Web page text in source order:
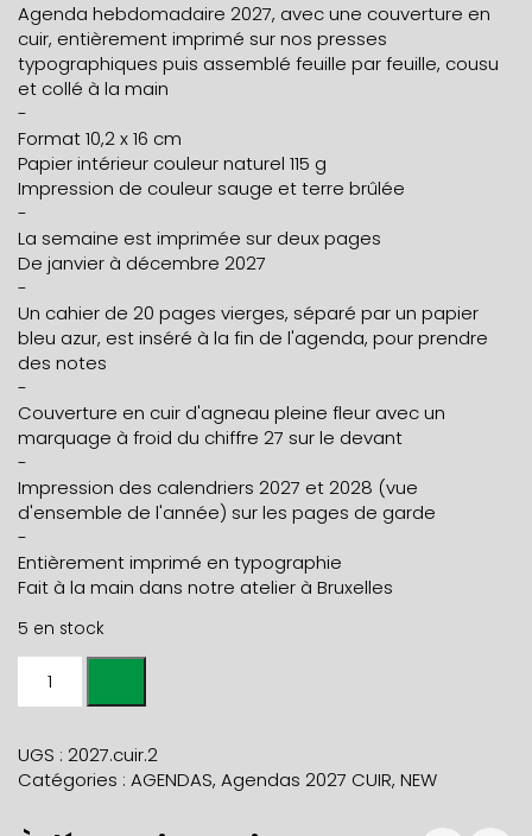
Agenda hebdomadaire 2027, avec une couverture en
cuir, entièrement imprimé sur nos presses
typographiques puis assemblé feuille par feuille, cousu
et collé à la main
-
Format 10,2 x 16 cm
Papier intérieur couleur naturel 115 g
Impression de couleur sauge et terre brûlée
-
La semaine est imprimée sur deux pages
De janvier à décembre 2027
-
Un cahier de 20 pages vierges, séparé par un papier
bleu azur, est inséré à la fin de l'agenda, pour prendre
des notes
-
Couverture en cuir d'agneau pleine fleur avec un
marquage à froid du chiffre 27 sur le devant
-
Impression des calendriers 2027 et 2028 (vue
d'ensemble de l'année) sur les pages de garde
-
Entièrement imprimé en typographie
Fait à la main dans notre atelier à Bruxelles
5 en stock
HEBDOMADAIRE
2027
CUIR
UGS : 2027.cuir.2
Catégories : AGENDAS, Agendas 2027 CUIR, NEW